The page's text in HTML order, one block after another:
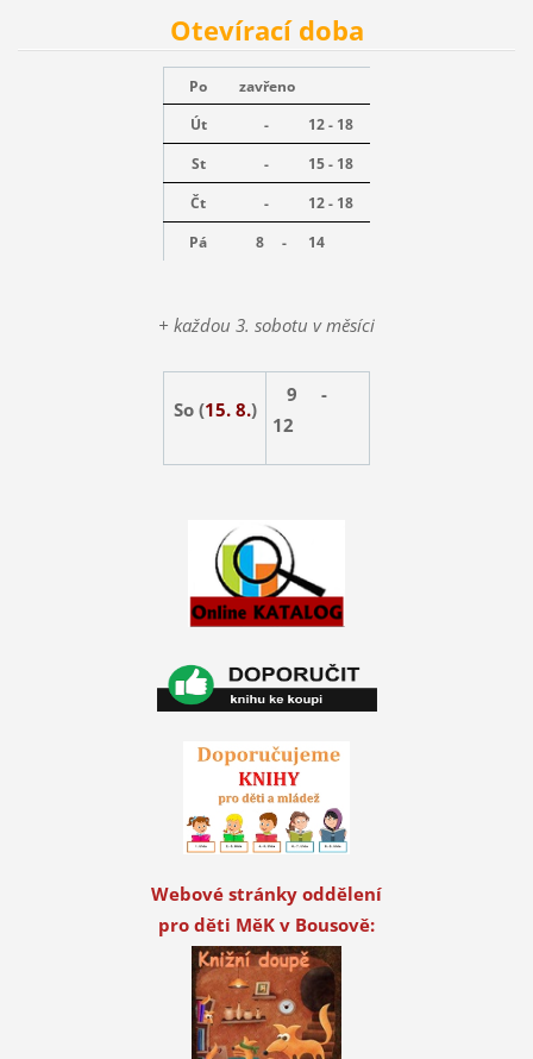
Otevírací doba
Po
zavřeno
Út
-
12 - 18
St
-
15 - 18
Čt
-
12 - 18
Pá
8 - 14
+ každou 3. sobotu v měsíci
So (15. 8.)
9 -
12
Webové stránky oddělení
pro děti MěK v Bousově: